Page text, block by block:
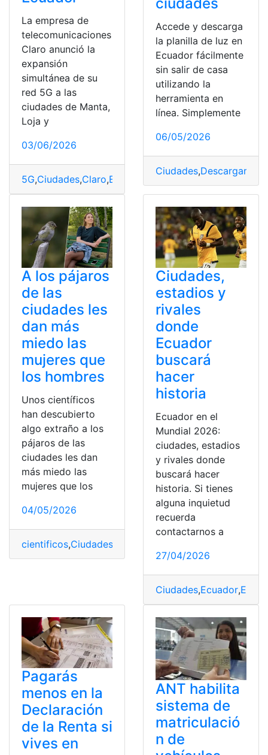
La empresa de
telecomunicaciones
Claro anunció la
expansión
simultánea de su
red 5G a las
ciudades de Manta,
Loja y
03/06/2026
5G,Ciudades,Claro,Ecuador Loja Manta
ciudades
Accede y descarga
la planilla de luz en
Ecuador fácilmente
sin salir de casa
utilizando la
herramienta en
línea. Simplemente
06/05/2026
Ciudades,Descargar
A los pájaros
de las
ciudades les
dan más
miedo las
mujeres que
los hombres
Unos científicos
han descubierto
algo extraño a los
pájaros de las
ciudades les dan
más miedo las
mujeres que los
04/05/2026
cientificos,Ciudades
Ciudades,
estadios y
rivales
donde
Ecuador
buscará
hacer
historia
Ecuador en el
Mundial 2026:
ciudades, estadios
y rivales donde
buscará hacer
historia. Si tienes
alguna inquietud
recuerda
contactarnos a
27/04/2026
Ciudades,Ecuador,
Pagarás
menos en la
Declaración
de la Renta si
vives en
ANT habilita
sistema de
matriculació
n de